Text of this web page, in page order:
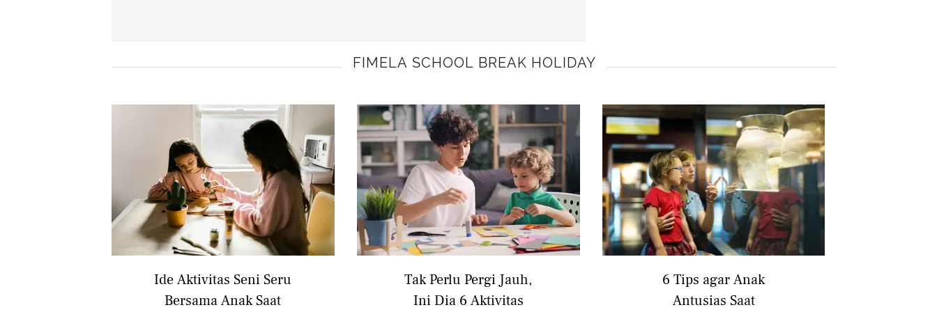
FIMELA SCHOOL BREAK HOLIDAY
Ide Aktivitas Seni Seru
Bersama Anak Saat
Tak Perlu Pergi Jauh,
Ini Dia 6 Aktivitas
6 Tips agar Anak
Antusias Saat